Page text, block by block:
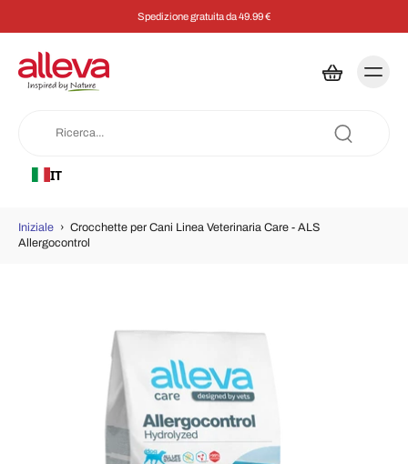
Spedizione gratuita da 49.99 €
IT
Iniziale › Crocchette per Cani Linea Veterinaria Care - ALS
Allergocontrol